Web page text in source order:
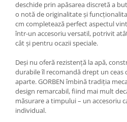
deschide prin apăsarea discretă a
o notă de originalitate și
cm completează perfect aspectul
într-un accesoriu versatil, potrivit
cât și pentru ocazii speciale.
Deși nu oferă rezistență la apă,
durabile îl recomandă drept un ceas
aparte. GORBEN îmbină tradiția
design remarcabil, fiind mai mult
măsurare a timpului – un accesoriu
individual.